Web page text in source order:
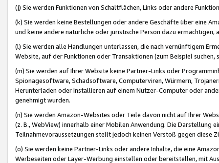
(j) Sie werden Funktionen von Schaltflächen, Links oder andere
(k) Sie werden keine Bestellungen oder andere Geschäfte über eine
und keine andere natürliche oder juristische Person dazu
(l) Sie werden alle Handlungen unterlassen, die nach vernünftigem
Website, auf der Funktionen oder Transaktionen (zum Beispiel
(m) Sie werden auf Ihrer Website keine Partner-Links oder
Spionagesoftware, Schadsoftware, Computerviren, Würmern,
Herunterladen oder Installieren auf einem Nutzer-Computer oder
genehmigt wurden.
(n) Sie werden Amazon-Websites oder Teile davon nicht auf Ihrer
(z. B., WebView) innerhalb einer Mobilen Anwendung. Die Darstellung
Teilnahmevoraussetzungen stellt jedoch keinen Verstoß gegen diese
(o) Sie werden keine Partner-Links oder andere Inhalte, die eine
Werbeseiten oder Layer-Werbung einstellen oder bereitstellen, mit